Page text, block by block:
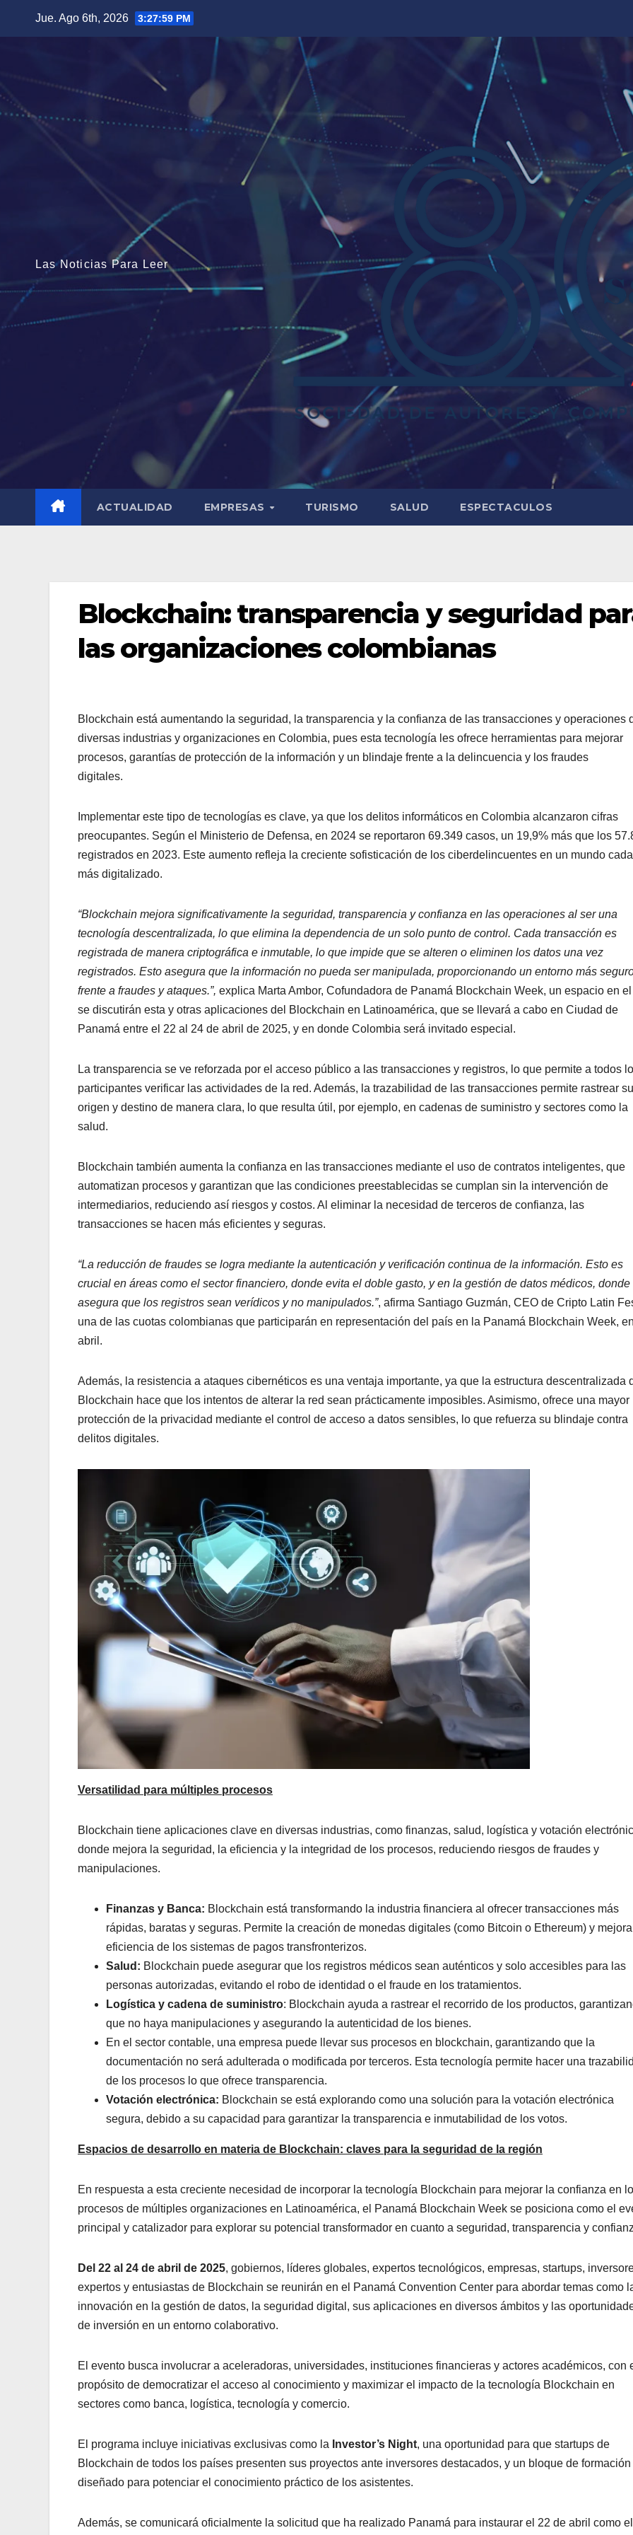
Jue. Ago 6th, 2026 3:28:00 PM
Las Noticias Para Leer
ACTUALIDAD EMPRESAS TURISMO SALUD ESPECTACULOS
Blockchain: transparencia y seguridad
las organizaciones colombianas
Blockchain está aumentando la seguridad, la transparencia y la confianza de las transacciones y operaciones
diversas industrias y organizaciones en Colombia, pues esta tecnología les ofrece herramientas para mejorar
procesos, garantías de protección de la información y un blindaje frente a la delincuencia y los fraudes
digitales.
Implementar este tipo de tecnologías es clave, ya que los delitos informáticos en Colombia alcanzaron cifras
preocupantes. Según el Ministerio de Defensa, en 2024 se reportaron 69.349 casos, un 19,9% más que los
registrados en 2023. Este aumento refleja la creciente sofisticación de los ciberdelincuentes en un mundo
más digitalizado.
“Blockchain mejora significativamente la seguridad, transparencia y confianza en las operaciones al ser una
tecnología descentralizada, lo que elimina la dependencia de un solo punto de control. Cada transacción es
registrada de manera criptográfica e inmutable, lo que impide que se alteren o eliminen los datos una vez
registrados. Esto asegura que la información no pueda ser manipulada, proporcionando un entorno más
frente a fraudes y ataques.”, explica Marta Ambor, Cofundadora de Panamá Blockchain Week, un espacio en
se discutirán esta y otras aplicaciones del Blockchain en Latinoamérica, que se llevará a cabo en Ciudad de
Panamá entre el 22 al 24 de abril de 2025, y en donde Colombia será invitado especial.
La transparencia se ve reforzada por el acceso público a las transacciones y registros, lo que permite a todos
participantes verificar las actividades de la red. Además, la trazabilidad de las transacciones permite rastrear su
origen y destino de manera clara, lo que resulta útil, por ejemplo, en cadenas de suministro y sectores como la
salud.
Blockchain también aumenta la confianza en las transacciones mediante el uso de contratos inteligentes, que
automatizan procesos y garantizan que las condiciones preestablecidas se cumplan sin la intervención de
intermediarios, reduciendo así riesgos y costos. Al eliminar la necesidad de terceros de confianza, las
transacciones se hacen más eficientes y seguras.
“La reducción de fraudes se logra mediante la autenticación y verificación continua de la información. Esto es
crucial en áreas como el sector financiero, donde evita el doble gasto, y en la gestión de datos médicos, donde
asegura que los registros sean verídicos y no manipulados.”, afirma Santiago Guzmán, CEO de Cripto Latin
una de las cuotas colombianas que participarán en representación del país en la Panamá Blockchain Week,
abril.
Además, la resistencia a ataques cibernéticos es una ventaja importante, ya que la estructura descentralizada
Blockchain hace que los intentos de alterar la red sean prácticamente imposibles. Asimismo, ofrece una mayor
protección de la privacidad mediante el control de acceso a datos sensibles, lo que refuerza su blindaje contra
delitos digitales.
Versatilidad para múltiples procesos
Blockchain tiene aplicaciones clave en diversas industrias, como finanzas, salud, logística y votación
donde mejora la seguridad, la eficiencia y la integridad de los procesos, reduciendo riesgos de fraudes y
manipulaciones.
Finanzas y Banca: Blockchain está transformando la industria financiera al ofrecer transacciones más
rápidas, baratas y seguras. Permite la creación de monedas digitales (como Bitcoin o Ethereum) y
eficiencia de los sistemas de pagos transfronterizos.
Salud: Blockchain puede asegurar que los registros médicos sean auténticos y solo accesibles para las
personas autorizadas, evitando el robo de identidad o el fraude en los tratamientos.
Logística y cadena de suministro: Blockchain ayuda a rastrear el recorrido de los productos,
que no haya manipulaciones y asegurando la autenticidad de los bienes.
En el sector contable, una empresa puede llevar sus procesos en blockchain, garantizando que la
documentación no será adulterada o modificada por terceros. Esta tecnología permite hacer una
de los procesos lo que ofrece transparencia.
Votación electrónica: Blockchain se está explorando como una solución para la votación electrónica
segura, debido a su capacidad para garantizar la transparencia e inmutabilidad de los votos.
Espacios de desarrollo en materia de Blockchain: claves para la seguridad de la región
En respuesta a esta creciente necesidad de incorporar la tecnología Blockchain para mejorar la confianza en
procesos de múltiples organizaciones en Latinoamérica, el Panamá Blockchain Week se posiciona como el
principal y catalizador para explorar su potencial transformador en cuanto a seguridad, transparencia y
Del 22 al 24 de abril de 2025, gobiernos, líderes globales, expertos tecnológicos, empresas, startups,
expertos y entusiastas de Blockchain se reunirán en el Panamá Convention Center para abordar temas como
innovación en la gestión de datos, la seguridad digital, sus aplicaciones en diversos ámbitos y las
de inversión en un entorno colaborativo.
El evento busca involucrar a aceleradoras, universidades, instituciones financieras y actores académicos, con
propósito de democratizar el acceso al conocimiento y maximizar el impacto de la tecnología Blockchain en
sectores como banca, logística, tecnología y comercio.
El programa incluye iniciativas exclusivas como la Investor’s Night, una oportunidad para que startups de
Blockchain de todos los países presenten sus proyectos ante inversores destacados, y un bloque de formación
diseñado para potenciar el conocimiento práctico de los asistentes.
Además, se comunicará oficialmente la solicitud que ha realizado Panamá para instaurar el 22 de abril como